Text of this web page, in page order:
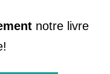
notre livre